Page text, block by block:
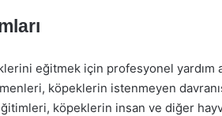
eğitmek için profesyonel yardım
köpeklerin istenmeyen
köpeklerin insan ve diğer